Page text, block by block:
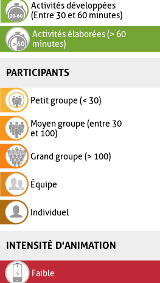
Activités développées
(Entre 30 et 60 minutes)
Activités élaborées (> 60
minutes)
PARTICIPANTS
Petit groupe (< 30)
Moyen groupe (entre 30
et 100)
Grand groupe (> 100)
Équipe
Individuel
INTENSITÉ D'ANIMATION
Faible